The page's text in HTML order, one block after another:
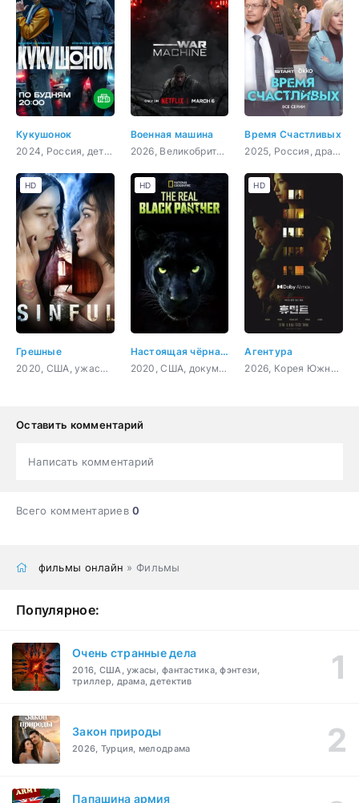
Кукушонок
2024, Россия, детектив, комедия
Военная машина
2026, Великобритания, Австралия, Новая Зеландия, США, фантастика, боевик
Время Счастливых
2025, Россия, драма, комедия
Грешные
2020, США, ужасы, триллер
HD
Настоящая чёрная пантера
2020, США, документальный, короткометражка
HD
Агентура
2026, Корея Южная, триллер, боевик, криминал
HD
Оставить комментарий
Написать комментарий
Всего комментариев0
фильмы онлайн » Фильмы
Популярное:
Очень странные дела
2016, США, ужасы, фантастика, фэнтези,
триллер, драма, детектив
Закон природы
2026, Турция, мелодрама
Папашина армия